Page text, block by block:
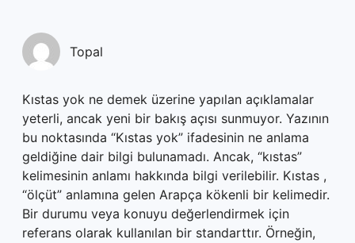
Topal
Kıstas yok ne demek üzerine yapılan açıklamalar
yeterli, ancak yeni bir bakış açısı sunmuyor. Yazının
bu noktasında “Kıstas yok” ifadesinin ne anlama
geldiğine dair bilgi bulunamadı. Ancak, “kıstas”
kelimesinin anlamı hakkında bilgi verilebilir. Kıstas ,
“ölçüt” anlamına gelen Arapça kökenli bir kelimedir.
Bir durumu veya konuyu değerlendirmek için
referans olarak kullanılan bir standarttır. Örneğin,